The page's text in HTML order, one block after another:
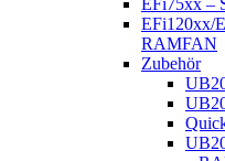
EFi75xx –
EFi120xx/
RAMFAN
Zubehör